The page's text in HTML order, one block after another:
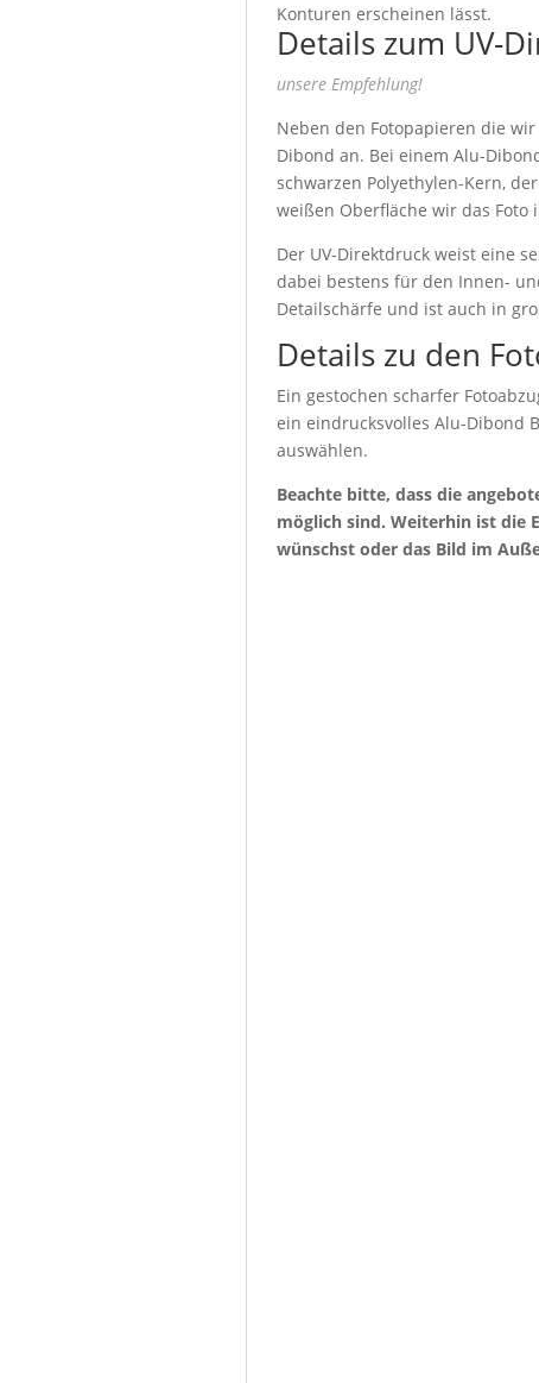
Konturen erscheinen lässt.
Details zum UV-
unsere Empfehlung!
Neben den Fotopapieren die
Dibond an. Bei einem Alu-
schwarzen Polyethylen-Kern,
weißen Oberfläche wir das Foto
Der UV-Direktdruck weist eine
dabei bestens für den Innen-
Detailschärfe und ist auch in
Details zu den
Ein gestochen scharfer
ein eindrucksvolles Alu-Dibond
auswählen.
Beachte bitte, dass die
möglich sind. Weiterhin ist die
wünschst oder das Bild im